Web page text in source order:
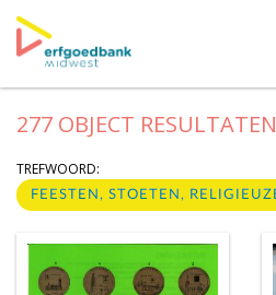
277 OBJECT RESULTATEN
TREFWOORD:
FEESTEN, STOETEN,